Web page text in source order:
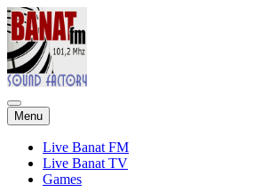
Menu Skip
to
content
Live Banat FM
Live Banat TV
Games